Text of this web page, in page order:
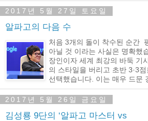
2017년 5월 27일 토요일
알파고의 다음 수
처음 3개의 돌이 착수된 순간
아닐 것 이라는 사실은 명확했
장인이자 세계 최강의 바둑 기
의 스타일을 버리고 초반 3·3
선택했습니다. 이는 매우 드문
2017년 5월 26일 금요일
김성룡 9단의 ‘알파고 마스터 vs